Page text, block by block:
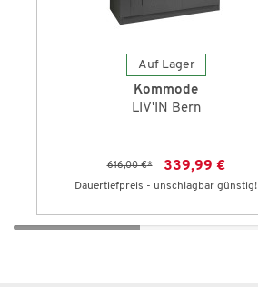
Auf Lager
Kommode
LIV'IN Bern
616,00 €* 339,99 €
Dauertiefpreis - unschlagbar günstig!